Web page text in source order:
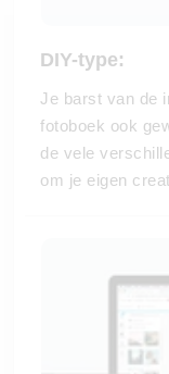
DIY-type:
Je barst van de
fotoboek ook
de vele
om je eigen